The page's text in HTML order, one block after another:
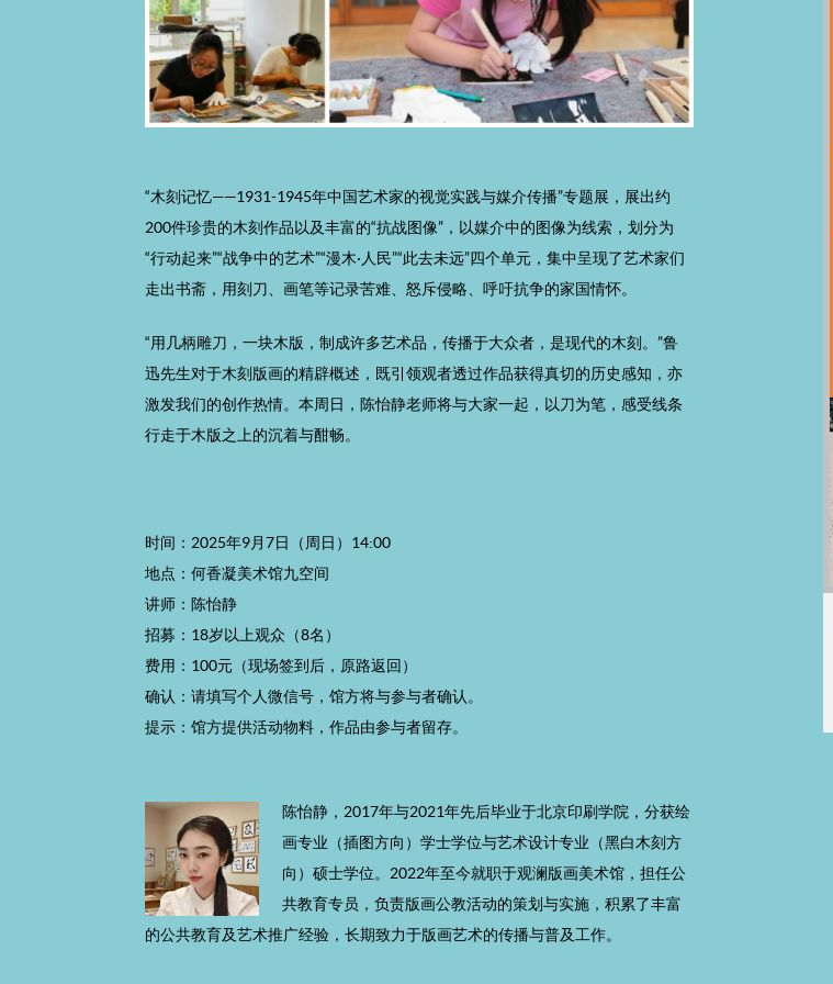
“木刻记忆——1931-1945年中国艺术家的视觉实践与媒介传播”专题展，展出约
200件珍贵的木刻作品以及丰富的“抗战图像”，以媒介中的图像为线索，划分为
“行动起来”“战争中的艺术”“漫木·人民”“此去未远”四个单元，集中呈现了艺术家们
走出书斋，用刻刀、画笔等记录苦难、怒斥侵略、呼吁抗争的家国情怀。
“用几柄雕刀，一块木版，制成许多艺术品，传播于大众者，是现代的木刻。”鲁
迅先生对于木刻版画的精辟概述，既引领观者透过作品获得真切的历史感知，亦
激发我们的创作热情。本周日，陈怡静老师将与大家一起，以刀为笔，感受线条
行走于木版之上的沉着与酣畅。
时间：2025年9月7日（周日）14:00
地点：何香凝美术馆九空间
讲师：陈怡静
招募：18岁以上观众（8名）
费用：100元（现场签到后，原路返回）
确认：请填写个人微信号，馆方将与参与者确认。
提示：馆方提供活动物料，作品由参与者留存。
陈怡静，2017年与2021年先后毕业于北京印刷学院，分获绘
画专业（插图方向）学士学位与艺术设计专业（黑白木刻方
向）硕士学位。2022年至今就职于观澜版画美术馆，担任公
共教育专员，负责版画公教活动的策划与实施，积累了丰富
的公共教育及艺术推广经验，长期致力于版画艺术的传播与普及工作。